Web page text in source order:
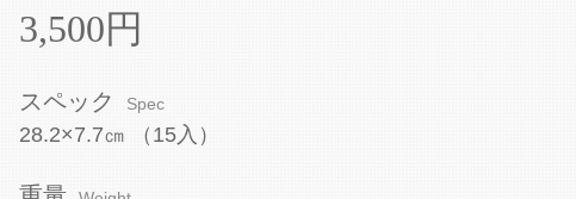
3,500円
スペック Spec
28.2×7.7㎝ （15入）